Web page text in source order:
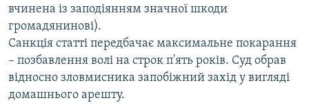
вчинена із заподіянням значної шкоди
громадянинові).
Санкція статті передбачає максимальне покарання
– позбавлення волі на строк п'ять років. Суд обрав
відносно зловмисника запобіжний захід у вигляді
домашнього арешту.